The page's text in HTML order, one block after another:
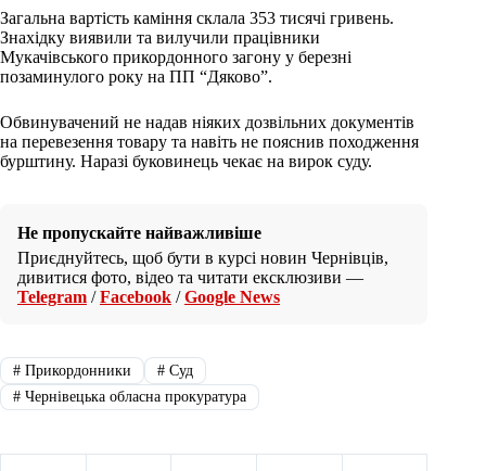
Загальна вартість каміння склала 353 тисячі гривень.
Знахідку виявили та вилучили працівники
Мукачівського прикордонного загону у березні
позаминулого року на ПП “Дяково”.
Обвинувачений не надав ніяких дозвільних документів
на перевезення товару та навіть не пояснив походження
бурштину. Наразі буковинець чекає на вирок суду.
Не пропускайте найважливіше
Приєднуйтесь, щоб бути в курсі новин Чернівців,
дивитися фото, відео та читати ексклюзиви —
Telegram /Facebook /Google News
#Прикордонники #Суд
#Чернівецька обласна прокуратура